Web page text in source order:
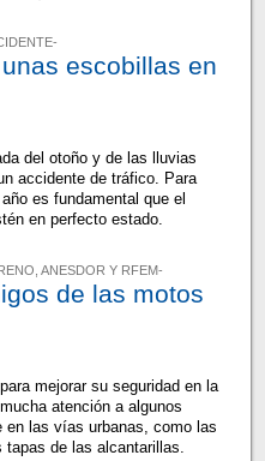
escobillas en
del otoño y de las lluvias
accidente de tráfico. Para
es fundamental que el
en perfecto estado.
ANESDOR Y RFEM-
de las motos
mejorar su seguridad en la
atención a algunos
en las vías urbanas, como las
tapas de las alcantarillas.